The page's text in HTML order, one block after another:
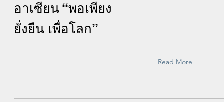
อาเซียน “พอเพียง
ยั่งยืน เพื่อโลก”
Read More